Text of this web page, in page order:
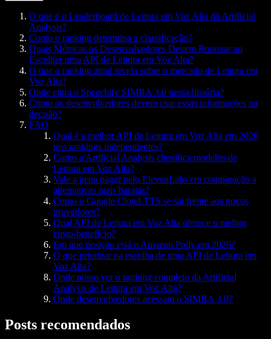
O que é o Leaderboard de Leitura em Voz Alta da Artificial
Analysis?
Como o ranking determina a classificação?
Quais Métricas os Desenvolvedores Devem Priorizar ao
Escolher uma API de Leitura em Voz Alta?
O que o ranking atual revela sobre o mercado de Leitura em
Voz Alta?
Onde entra o Speechify SIMBA 3.0 nessa história?
Como os desenvolvedores devem usar essas informações na
decisão?
FAQ
Qual é a melhor API de Leitura em Voz Alta em 2026
nos rankings independentes?
Como a Artificial Analysis classifica modelos de
Leitura em Voz Alta?
Vale a pena pagar pelo ElevenLabs em comparação a
alternativas mais baratas?
Como o Google Cloud TTS se sai frente aos novos
provedores?
Qual API de Leitura em Voz Alta oferece o melhor
custo-benefício?
Em que posição está o Amazon Polly em 2026?
O que priorizar na escolha de uma API de Leitura em
Voz Alta?
Onde posso ver o ranking completo da Artificial
Analysis de Leitura em Voz Alta?
Onde desenvolvedores acessam o SIMBA 3.0?
Posts recomendados